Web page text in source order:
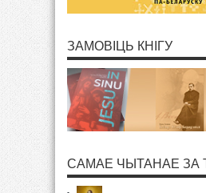
ЗАМОВІЦЬ КНІГУ
САМАЕ ЧЫТАНАЕ ЗА